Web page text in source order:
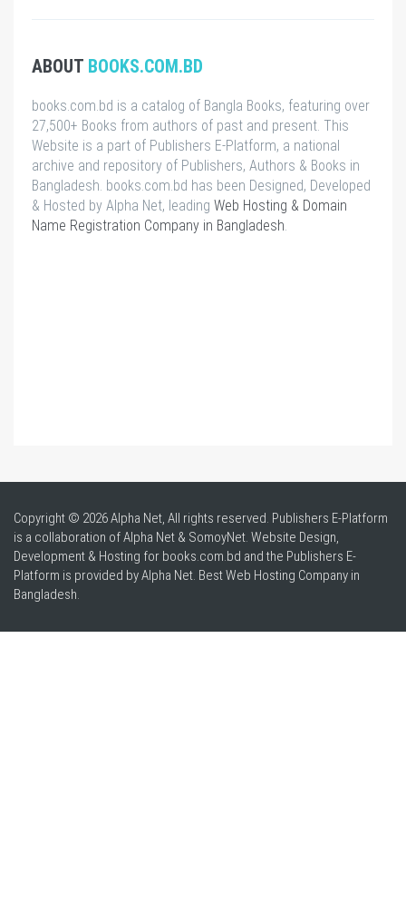
ABOUT BOOKS.COM.BD
books.com.bd is a catalog of Bangla Books, featuring over
27,500+ Books from authors of past and present. This
Website is a part of Publishers E-Platform, a national
archive and repository of Publishers, Authors & Books in
Bangladesh. books.com.bd has been Designed, Developed
& Hosted by Alpha Net, leading Web Hosting & Domain
Name Registration Company in Bangladesh
Copyright © 2026 Alpha Net, All rights reserved. Publishers E-Platform
is a collaboration of Alpha Net & SomoyNet. Website Design,
Development & Hosting for books.com.bd and the Publishers E-
Platform is provided by Alpha Net. BestWeb Hosting Company in
Bangladesh.